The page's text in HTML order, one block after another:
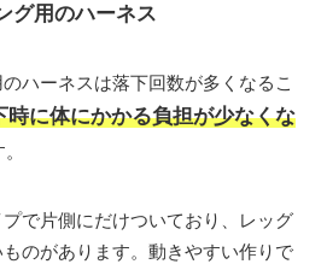
グ用のハーネス
ハーネスは落下回数が多くなるこ
時に体にかかる負担が少なくな
で片側にだけついており、レッグ
のがあります。動きやすい作りで